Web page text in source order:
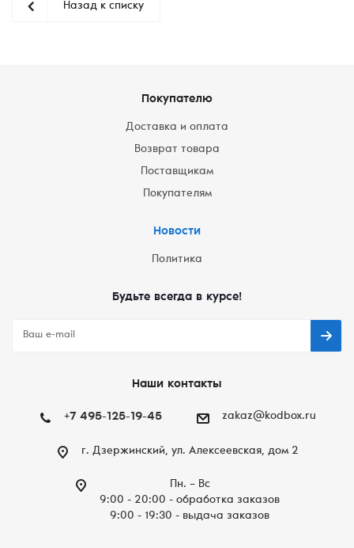
Назад к списку
Покупателю
Доставка и оплата
Возврат товара
Поставщикам
Покупателям
Новости
Политика
Будьте всегда в курсе!
Наши контакты
+7 495-125-19-45 zakaz@kodbox.ru
г. Дзержинский, ул. Алексеевская, дом 2
Пн. – Вc
9:00 - 20:00 - обработка заказов
9:00 - 19:30 - выдача заказов